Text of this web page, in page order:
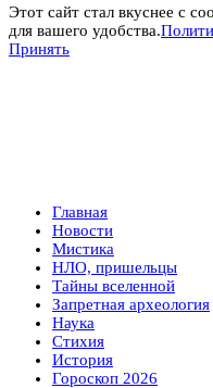
Этот сайт стал вкуснее с
для вашего удобства.
Принять
Главная
Новости
Мистика
НЛО, пришельцы
Тайны вселенной
Запретная археология
Наука
Стихия
История
Гороскоп 2026